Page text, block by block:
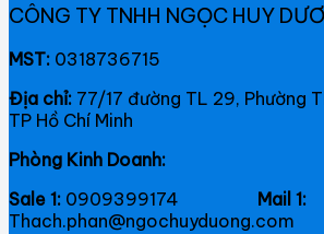
CÔNG TY TNHH NGỌC HUY
MST: 0318736715
Địa chỉ: 77/17 đường TL 29, Phường
TP Hồ Chí Minh
Phòng Kinh Doanh:
Sale 1: 0909399174 Mail 1:
Thach.phan@ngochuyduong.com